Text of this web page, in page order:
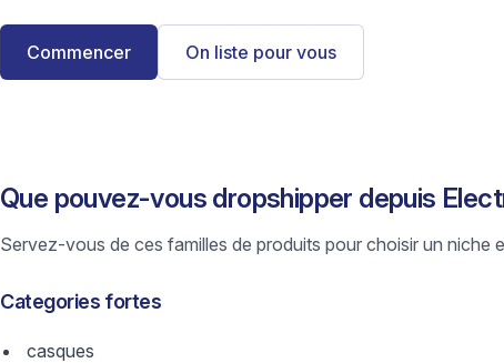
Commencer On liste pour vous
Que pouvez-vous dropshipper depuis
Servez-vous de ces familles de produits pour choisir un niche
Categories fortes
casques